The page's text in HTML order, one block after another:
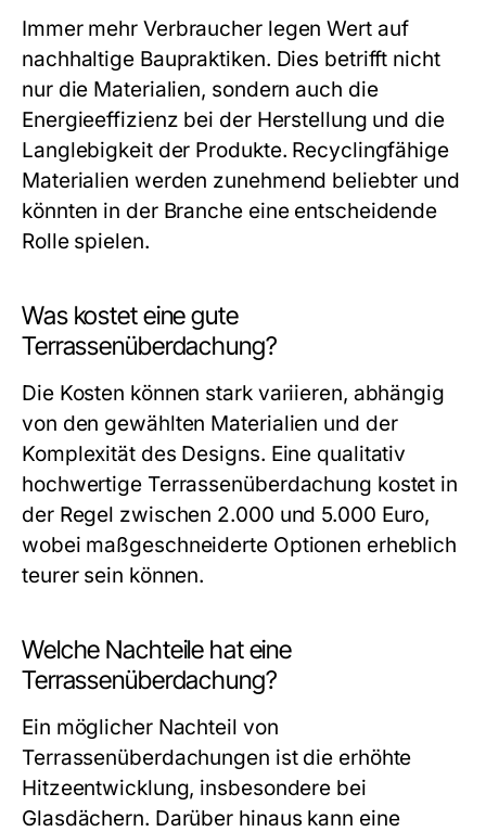
Immer mehr Verbraucher legen Wert auf
nachhaltige Baupraktiken. Dies betrifft nicht
nur die Materialien, sondern auch die
Energieeffizienz bei der Herstellung und die
Langlebigkeit der Produkte. Recyclingfähige
Materialien werden zunehmend beliebter und
könnten in der Branche eine entscheidende
Rolle spielen.
Was kostet eine gute
Terrassenüberdachung?
Die Kosten können stark variieren, abhängig
von den gewählten Materialien und der
Komplexität des Designs. Eine qualitativ
hochwertige Terrassenüberdachung kostet in
der Regel zwischen 2.000 und 5.000 Euro,
wobei maßgeschneiderte Optionen erheblich
teurer sein können.
Welche Nachteile hat eine
Terrassenüberdachung?
Ein möglicher Nachteil von
Terrassenüberdachungen ist die erhöhte
Hitzeentwicklung, insbesondere bei
Glasdächern. Darüber hinaus kann eine